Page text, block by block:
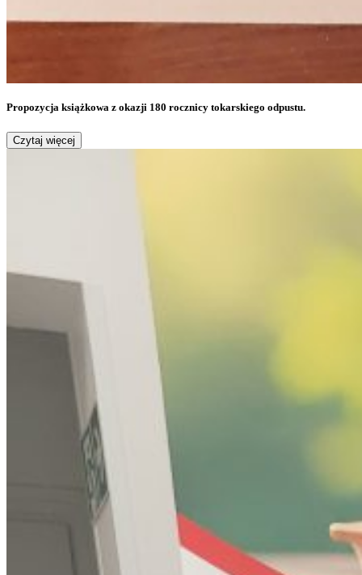
Propozycja książkowa z okazji 180 rocznicy tokarskiego odpustu.
Czytaj więcej